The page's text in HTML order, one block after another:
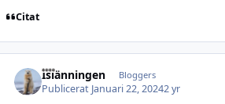
Citat
Islänningen Bloggers
Publicerat Januari 22, 20242 yr